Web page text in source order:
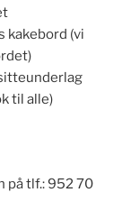
kakebord (vi
til alle)
på tlf.: 952 70